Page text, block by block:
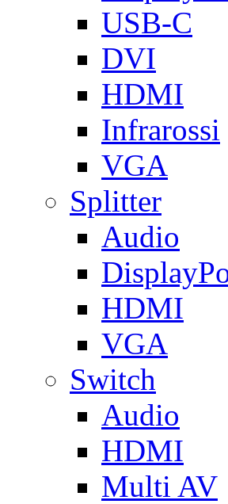
USB-C
DVI
HDMI
Infrarossi
VGA
Splitter
Audio
HDMI
VGA
Switch
Audio
HDMI
Multi AV